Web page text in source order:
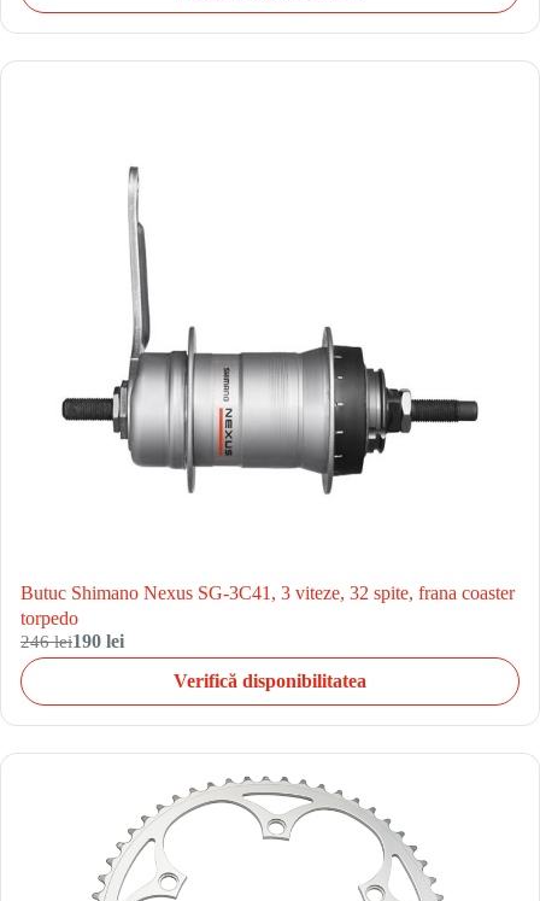
Butuc Shimano Nexus SG-3C41, 3 viteze, 32 spite, frana coaster
torpedo
246 lei190 lei
Verifică disponibilitatea